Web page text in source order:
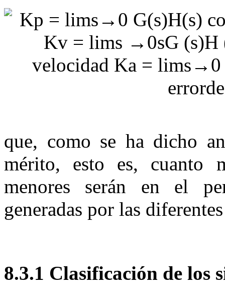
que, como se ha dicho
mérito, esto es, cuanto
menores serán en el
generadas por las
8.3.1 Clasificación de